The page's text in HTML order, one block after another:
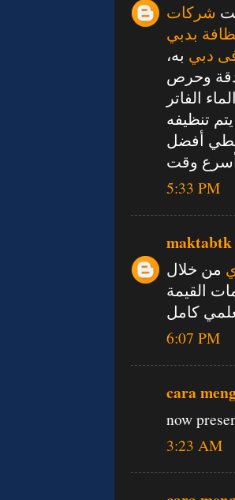
شركات
بدبي
دبي به،
وحرص
الفاتر
تنظيفه
أفضل
أسرع وقت
5:33 PM
maktabtk
من خلال
القيمة
كامل
6:07 PM
cara
now
3:23 AM